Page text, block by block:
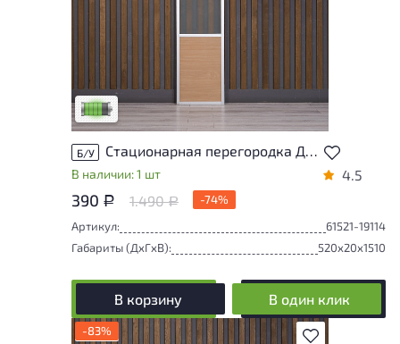
У товара присутствуют незначительные
удобство его использования
Низкая степень износа
Б/У Стационарная перегородка ДСП Ольха Россия
В наличии: 1 шт 4.5
390 Р 1.490Р
-74%
Артикул:
61521-19114
Габариты (ДxГxВ):
520x20x1510
В корзину В один клик
В избранное
-83%